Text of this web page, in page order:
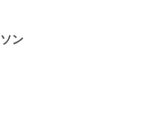
ン